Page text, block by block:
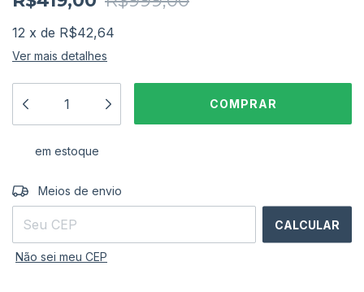
12 x de R$42,64
Ver mais detalhes
em estoque
Entregas para o CEP:
Meios de envio
CALCULAR
Não sei meu CEP